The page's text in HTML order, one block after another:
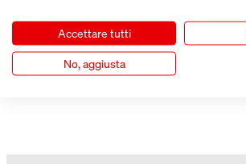
Il continuo sviluppo della tecnologia di
l'integrazione di nuove tecnologie
ottimizzare i loro processi produttivi e di
Accettare tutti
No, aggiusta